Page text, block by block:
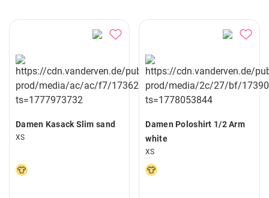
Damen Kasack Slim sand
XS
Damen Poloshirt 1/2 Arm
white
XS